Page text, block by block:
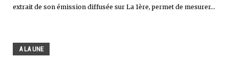
extrait de son émission diffusée sur La 1ère, permet de mesurer...
A LA UNE